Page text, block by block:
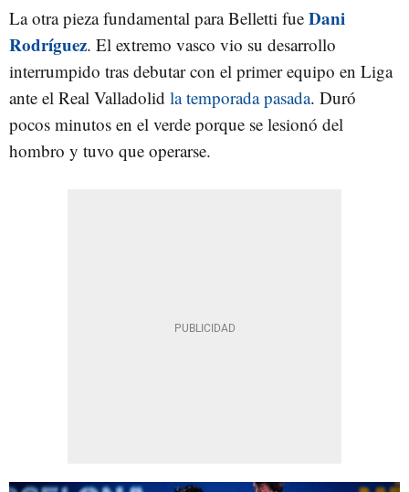
La otra pieza fundamental para Belletti fue Dani
Rodríguez. El extremo vasco vio su desarrollo
interrumpido tras debutar con el primer equipo en Liga
ante el Real Valladolid la temporada pasada. Duró
pocos minutos en el verde porque se lesionó del
hombro y tuvo que operarse.